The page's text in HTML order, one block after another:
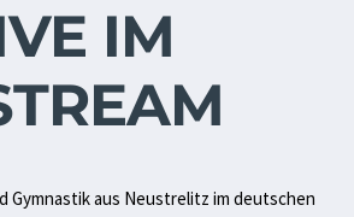
IM
Gymnastik aus Neustrelitz im deutschen